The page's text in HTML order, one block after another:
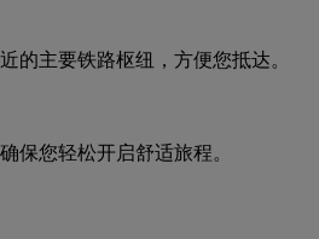
的主要铁路枢纽，方便您抵达。
保您轻松开启舒适旅程。